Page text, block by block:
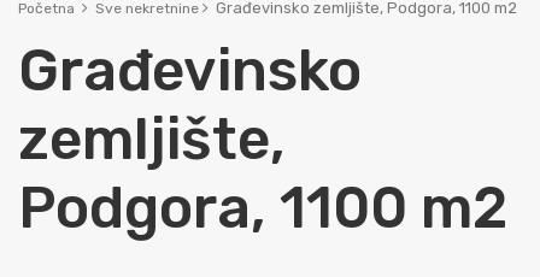
Početna Sve nekretnine Građevinsko zemljište, Podgora, 1100 m2
Građevinsko
zemljište,
Podgora, 1100 m2